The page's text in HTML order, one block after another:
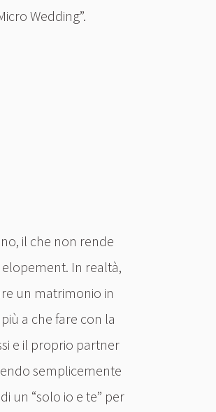
Wedding”.
il che non rende
In realtà,
un matrimonio in
a che fare con la
e il proprio partner
semplicemente
un “solo io e te” per